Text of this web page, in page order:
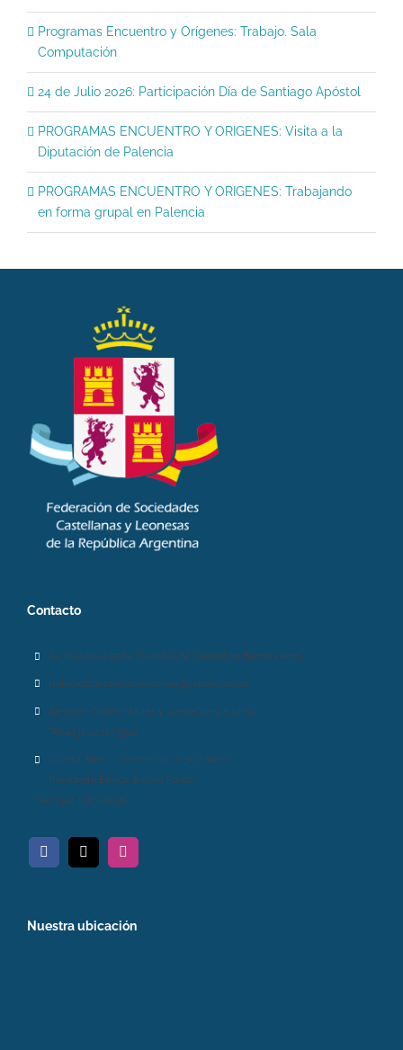
Programas Encuentro y Orígenes: Trabajo. Sala
Computación
24 de Julio 2026: Participación Día de Santiago Apóstol
PROGRAMAS ENCUENTRO Y ORIGENES: Visita a la
Diputación de Palencia
PROGRAMAS ENCUENTRO Y ORIGENES: Trabajando
en forma grupal en Palencia
Contacto
Av. Rivadavia 5764 (C1406GLN) Ciudad de Buenos Aires.
federacioncastellanoleonesa@yahoo.com.ar
Atención Oficina Martes y Jueves de 9 a 17 hs.
Tel 4431-4121/3540.
Lunes/ Mierc / Viernes de 10.30 a 14 hs.
Presidente Emilce Arroyo Pastor:
Tel 0342 156310138.
Nuestra ubicación